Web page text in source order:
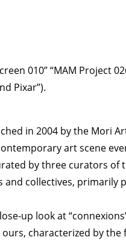
010” “MAM Project
Pixar”).
in 2004 by the Mori
art scene
by three curators of
and collectives, primarily
up look at
characterized by the